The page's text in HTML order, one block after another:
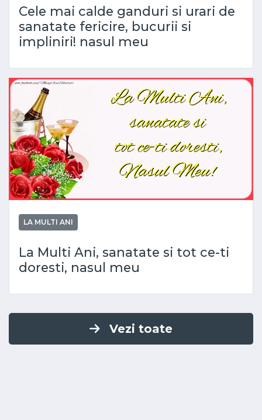
Cele mai calde ganduri si urari de
sanatate fericire, bucurii si
impliniri! nasul meu
LA MULTI ANI
La Multi Ani, sanatate si tot ce-ti
doresti, nasul meu
Vezi toate